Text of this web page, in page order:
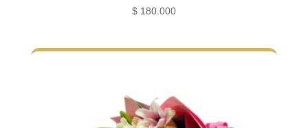
$180.000